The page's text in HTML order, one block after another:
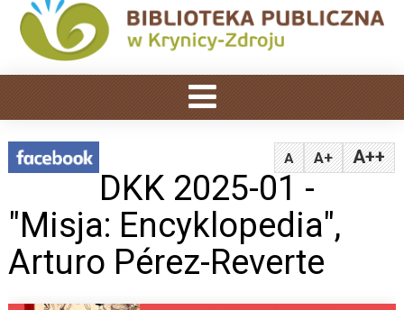
A A+ A++
DKK 2025-01 -
"Misja: Encyklopedia",
Arturo Pérez-Reverte